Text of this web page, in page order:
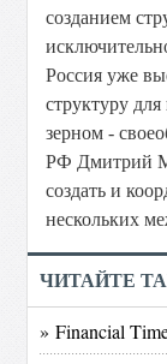
созданием
Россия уже
структуру
зерном -
РФ Дмитрий
создать и
нескольких
ЧИТАЙТЕ
» Financial